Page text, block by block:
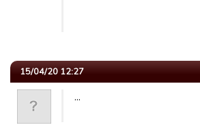
15/04/20 12:27
...